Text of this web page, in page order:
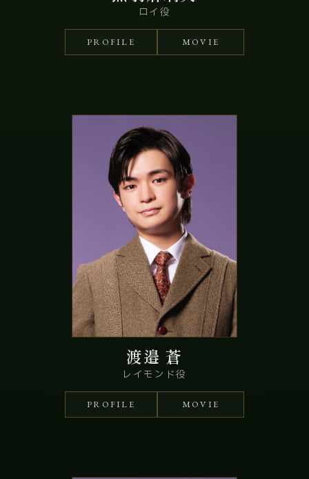
ロイ役
PROFILE MOVIE
渡邉 蒼
レイモンド役
PROFILE MOVIE